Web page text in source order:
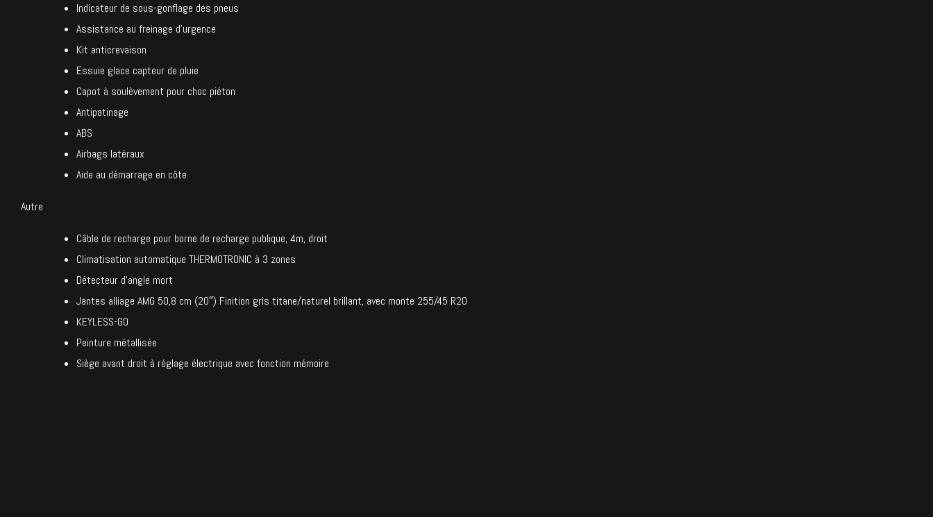
Indicateur de sous-gonflage des pneus
Assistance au freinage d’urgence
Kit anticrevaison
Essuie glace capteur de pluie
Capot à soulèvement pour choc piéton
Antipatinage
ABS
Airbags latéraux
Aide au démarrage en côte
Autre
Câble de recharge pour borne de recharge publique, 4m, droit
Climatisation automatique THERMOTRONIC à 3 zones
Détecteur d’angle mort
Jantes alliage AMG 50,8 cm (20″) Finition gris titane/naturel brillant, avec monte 255/45 R20
KEYLESS-GO
Peinture métallisée
Siège avant droit à réglage électrique avec fonction mémoire